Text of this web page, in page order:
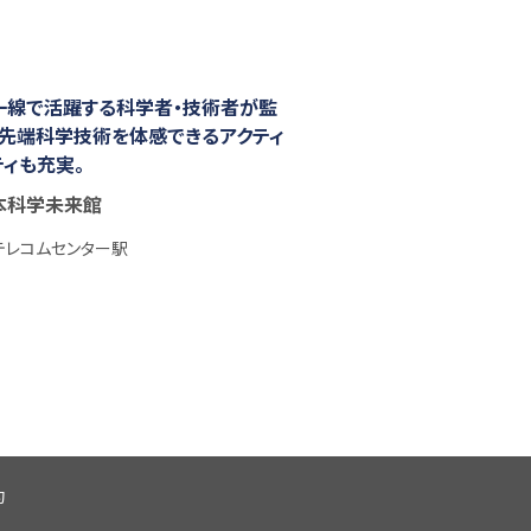
線で活躍する科学者・技術者が監
端科学技術を体感できるアクティ
も充実。
科学未来館
レコムセンター駅